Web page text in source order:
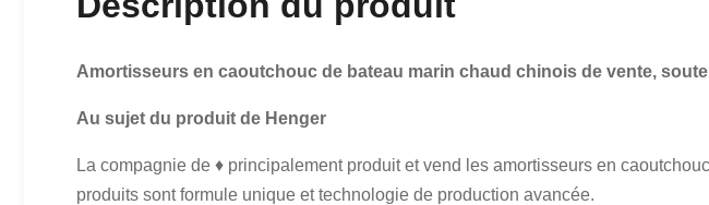
Amortisseurs en caoutchouc de bateau marin chaud chinois de vente,
Au sujet du produit de Henger
La compagnie de ♦ principalement produit et vend les amortisseurs en
produits sont formule unique et technologie de production avancée.